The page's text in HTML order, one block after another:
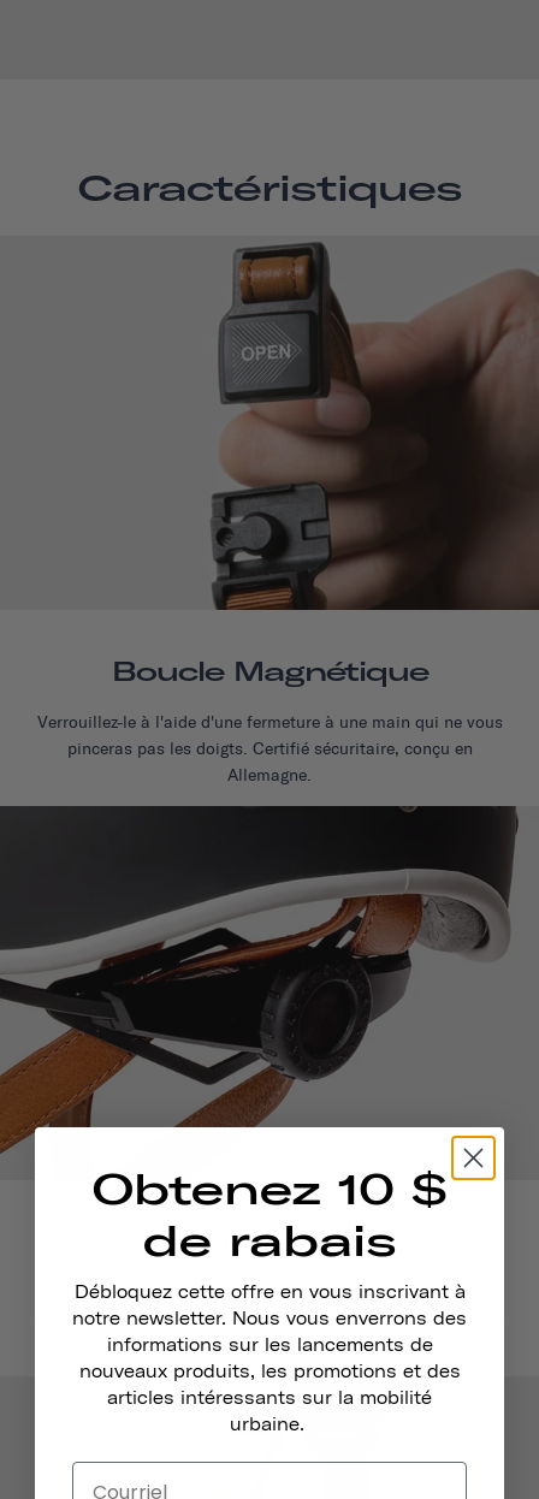
Caractéristiques
Boucle Magnétique
Verrouillez-le à l'aide d'une fermeture à une main qui ne vous
pinceras pas les doigts. Certifié sécuritaire, conçu en
Allemagne.
Système Dial Fit
Réglez-le pour qu'il soit bien ajusté. Grâce à notre système
d'ajustement facile, vous pouvez être sûr que votre casque de
skateboard est bien ajusté et sûr.
Obtenez 10 $
de rabais
Débloquez cette offre en vous inscrivant à
notre newsletter. Nous vous enverrons des
informations sur les lancements de
nouveaux produits, les promotions et des
articles intéressants sur la mobilité
urbaine.